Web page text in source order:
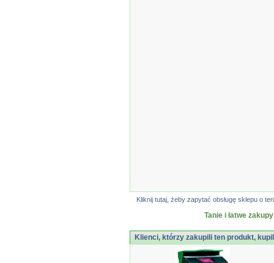
Kliknij tutaj, żeby zapytać obsługę sklepu o
Tanie i łatwe
Klienci, którzy zakupili ten produkt,